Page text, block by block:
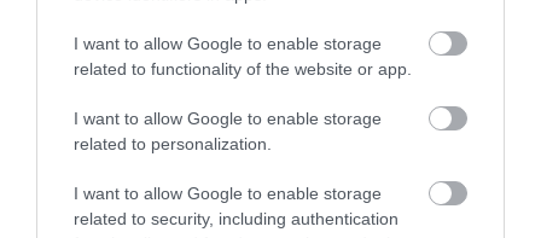
I want to allow Google to enable storage
related to functionality of the website or app.
I want to allow Google to enable storage
related to personalization.
I want to allow Google to enable storage
related to security, including authentication
Thomas_EyeDesign / Getty